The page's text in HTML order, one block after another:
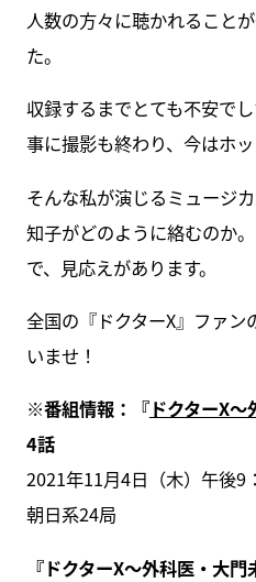
人数の方々に聴かれること
た。
収録するまでとても不安で
事に撮影も終わり、今はホッ
そんな私が演じるミュージ
知子がどのように絡むのか
で、見応えがあります。
全国の『ドクターX』ファン
いませ！
※番組情報：『ドクターX～
4話
2021年11月4日（木）午後9
朝日系24局
『ドクターX～外科医・大門